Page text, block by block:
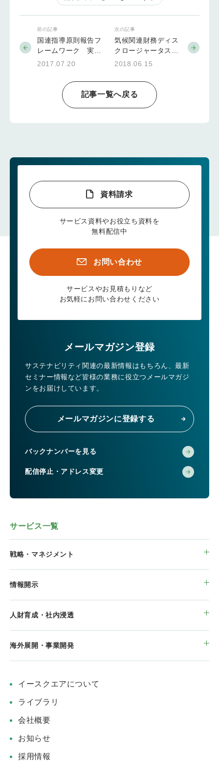
前の記事
国連指導原則報告フ
レームワーク 実施
要領日本語版の公表
2017.07.20
記事一覧へ戻る
次の記事
気候関連財務ディス
クロージャータスク
フォース（TCFD）
業の募集
2018.06.15
資料請求
サービス資料やお役立ち資料を
無料配信中
お問い合わせ
サービスやお見積もりなど
お気軽にお問い合わせください
メールマガジン登録
サステナビリティ関連の最新情報はもちろん、最新
セミナー情報など皆様の業務に役立つメールマガジ
ンをお届けしています。
メールマガジンに登録する
バックナンバーを見る
配信停止・アドレス変更
サービス一覧
戦略・マネジメント
情報開示
人財育成・社内浸透
海外展開・事業開発
イースクエアについて
ライブラリ
会社概要
お知らせ
採用情報